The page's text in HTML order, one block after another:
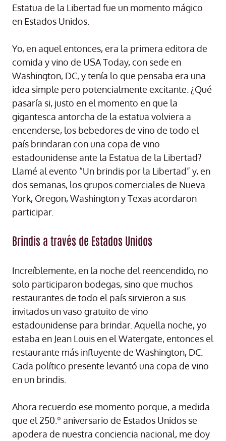
Estatua de la Libertad fue un momento mágico
en Estados Unidos.
Yo, en aquel entonces, era la primera editora de
comida y vino de USA Today, con sede en
Washington, DC, y tenía lo que pensaba era una
idea simple pero potencialmente excitante. ¿Qué
pasaría si, justo en el momento en que la
gigantesca antorcha de la estatua volviera a
encenderse, los bebedores de vino de todo el
país brindaran con una copa de vino
estadounidense ante la Estatua de la Libertad?
Llamé al evento “Un brindis por la Libertad” y, en
dos semanas, los grupos comerciales de Nueva
York, Oregon, Washington y Texas acordaron
participar.
Brindis a través de Estados Unidos
Increíblemente, en la noche del reencendido, no
solo participaron bodegas, sino que muchos
restaurantes de todo el país sirvieron a sus
invitados un vaso gratuito de vino
estadounidense para brindar. Aquella noche, yo
estaba en Jean Louis en el Watergate, entonces el
restaurante más influyente de Washington, DC.
Cada político presente levantó una copa de vino
en un brindis.
Ahora recuerdo ese momento porque, a medida
que el 250.º aniversario de Estados Unidos se
apodera de nuestra conciencia nacional, me doy